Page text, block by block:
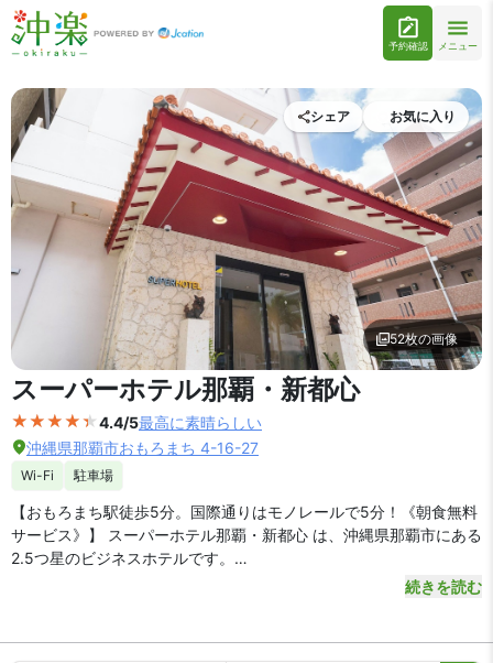
予約確認 メニュー
外観の写真を拡大表示
シェア お気に入り
52枚の画像
スーパーホテル那覇・新都心
4.4/5最高に素晴らしい
沖縄県那覇市おもろまち 4-16-27
Wi-Fi 駐車場
【おもろまち駅徒歩5分。国際通りはモノレールで5分！《朝食無料
サービス》】 スーパーホテル那覇・新都心 は、沖縄県那覇市にある
2.5つ星のビジネスホテルです。
続きを読む